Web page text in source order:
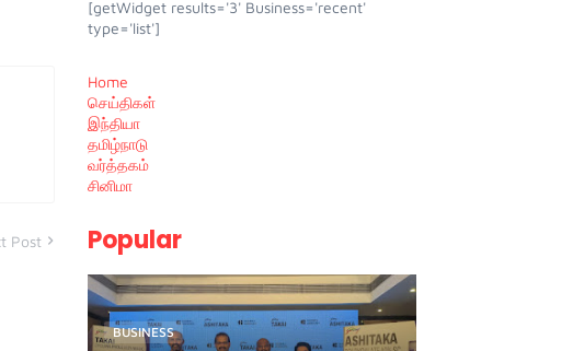
Post
[getWidget results='3' Business='recent'
type='list']
Home
செய்திகள்
இந்தியா
தமிழ்நாடு
வர்த்தகம்
சினிமா
Popular
BUSINESS